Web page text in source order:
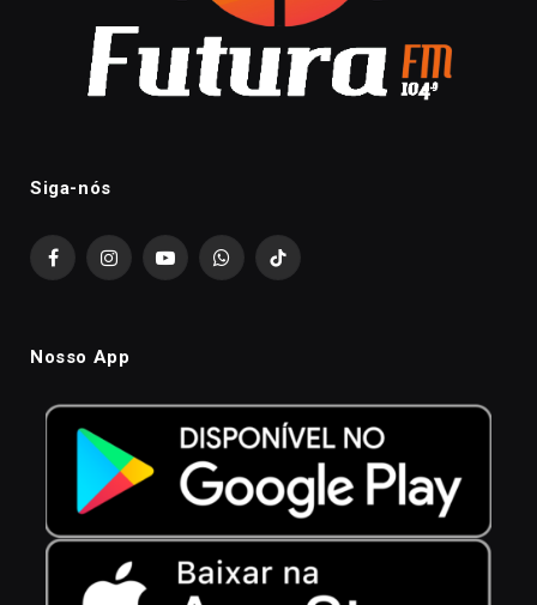
Siga-nós
FacebookInstagramYouTubeWhatsAppTikTok
Nosso App